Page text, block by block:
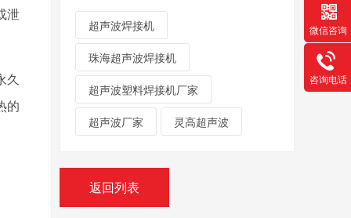
泄
久
的
超声波焊接机
珠海超声波焊接机
超声波塑料焊接机厂家
超声波厂家 灵高超声波
返回列表
微信咨询
咨询电话